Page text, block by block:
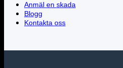
Anmäl en skada
Blogg
Kontakta oss